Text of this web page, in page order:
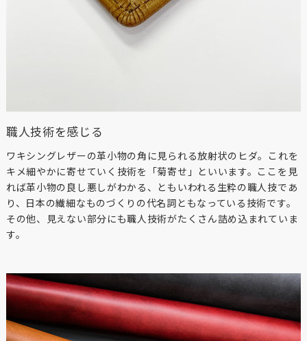
モニター環境により、実際の製品と異なって見える場合がござ
います。あらかじめご了承ください。
※本製品は天然皮革素材を使用しているため、色味、風合いに
個体差がございます。素材の特性としてご理解ください。
職人技術を感じる
ワキシングレザーの革小物の角に見られる放射状のヒダ。これを
キメ細やかに寄せていく技術を「菊寄せ」といいます。ここを見
れば革小物の良し悪しがわかる、ともいわれる生粋の職人技であ
り、日本の繊細なものづくりの代名詞ともなっている技術です。
その他、見えない部分にも職人技術がたくさん詰め込まれていま
す。